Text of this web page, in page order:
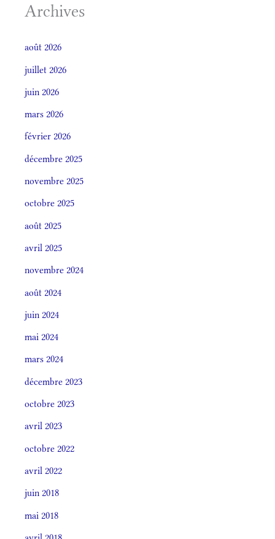
Archives
août 2026
juillet 2026
juin 2026
mars 2026
février 2026
décembre 2025
novembre 2025
octobre 2025
août 2025
avril 2025
novembre 2024
août 2024
juin 2024
mai 2024
mars 2024
décembre 2023
octobre 2023
avril 2023
octobre 2022
avril 2022
juin 2018
mai 2018